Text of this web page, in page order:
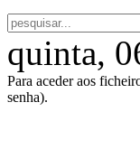
quinta,
Para aceder aos
senha).